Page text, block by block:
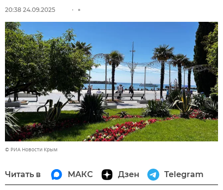
20:38 24.09.2025
© РИА Новости Крым
Читать в МАКС Дзен Telegram